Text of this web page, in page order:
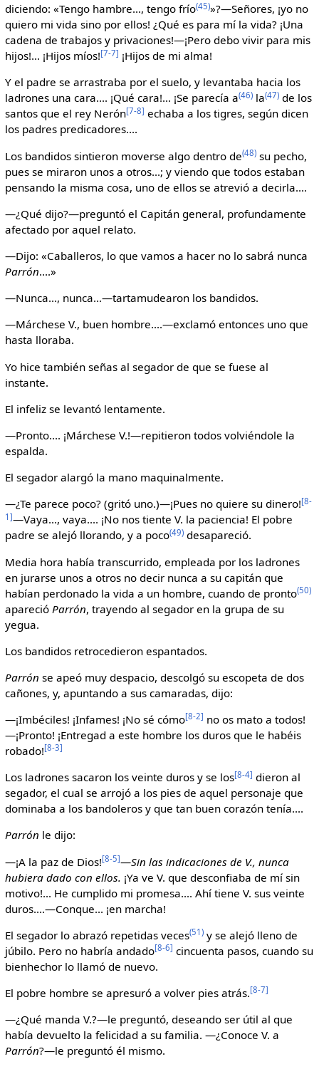
diciendo: «Tengo hambre..., tengo frío(45)»?—Señores, ¡yo no
quiero mi vida sino por ellos! ¿Qué es para mí la vida? ¡Una
cadena de trabajos y privaciones!—¡Pero debo vivir para mis
hijos!... ¡Hijos míos![7-7] ¡Hijos de mi alma!
Y el padre se arrastraba por el suelo, y levantaba hacia los
ladrones una cara.... ¡Qué cara!... ¡Se parecía a(46)la(47)de los
santos que el rey Nerón[7-8] echaba a los tigres, según dicen
los padres predicadores....
Los bandidos sintieron moverse algo dentro de(48)su pecho,
pues se miraron unos a otros...; y viendo que todos estaban
pensando la misma cosa, uno de ellos se atrevió a decirla....
—¿Qué dijo?—preguntó el Capitán general, profundamente
afectado por aquel relato.
—Dijo: «Caballeros, lo que vamos a hacer no lo sabrá nunca
Parrón....»
—Nunca..., nunca...—tartamudearon los bandidos.
—Márchese V., buen hombre....—exclamó entonces uno que
hasta lloraba.
Yo hice también señas al segador de que se fuese al
instante.
El infeliz se levantó lentamente.
—Pronto.... ¡Márchese V.!—repitieron todos volviéndole la
espalda.
El segador alargó la mano maquinalmente.
—¿Te parece poco? (gritó uno.)—¡Pues no quiere su dinero![8-
1]—Vaya..., vaya.... ¡No nos tiente V. la paciencia! El pobre
padre se alejó llorando, y a poco(49)desapareció.
Media hora había transcurrido, empleada por los ladrones
en jurarse unos a otros no decir nunca a su capitán que
habían perdonado la vida a un hombre, cuando de pronto(50)
apareció Parrón, trayendo al segador en la grupa de su
yegua.
Los bandidos retrocedieron espantados.
Parrón se apeó muy despacio, descolgó su escopeta de dos
cañones, y, apuntando a sus camaradas, dijo:
—¡Imbéciles! ¡Infames! ¡No sé cómo[8-2] no os mato a todos!
—¡Pronto! ¡Entregad a este hombre los duros que le habéis
robado![8-3]
Los ladrones sacaron los veinte duros y se los[8-4] dieron al
segador, el cual se arrojó a los pies de aquel personaje que
dominaba a los bandoleros y que tan buen corazón tenía....
Parrón le dijo:
—¡A la paz de Dios![8-5]—Sin las indicaciones de V., nunca
hubiera dado con ellos. ¡Ya ve V. que desconfiaba de mí sin
motivo!... He cumplido mi promesa.... Ahí tiene V. sus veinte
duros....—Conque... ¡en marcha!
El segador lo abrazó repetidas veces(51)y se alejó lleno de
júbilo. Pero no habría andado[8-6] cincuenta pasos, cuando su
bienhechor lo llamó de nuevo.
El pobre hombre se apresuró a volver pies atrás.[8-7]
—¿Qué manda V.?—le preguntó, deseando ser útil al que
había devuelto la felicidad a su familia. —¿Conoce V. a
Parrón?—le preguntó él mismo.